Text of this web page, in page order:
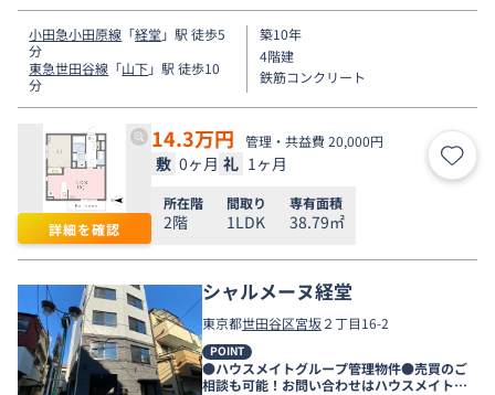
小田急小田原線 「経堂」駅 徒歩5
分
東急世田谷線 「山下」駅 徒歩10
分
築10年
4階建
鉄筋コンクリート
詳細を確認
14.3万円 管理・共益費 20,000円
敷 0ヶ月 礼 1ヶ月 お気
所在階
2階
間取り
1LDK
専有面積
38.79㎡
シャルメーヌ経堂
東京都世田谷区宮坂２丁目16-2
POINT
●ハウスメイトグループ管理物件●売買のご
相談も可能！お問い合わせはハウスメイトシ